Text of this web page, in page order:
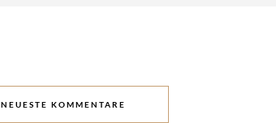
NEUESTE KOMMENTARE